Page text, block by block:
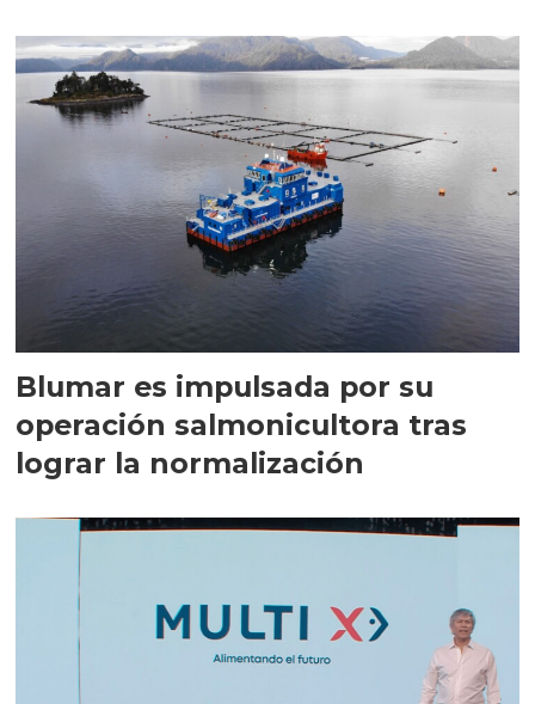
Blumar es impulsada por su
operación salmonicultora tras
lograr la normalización